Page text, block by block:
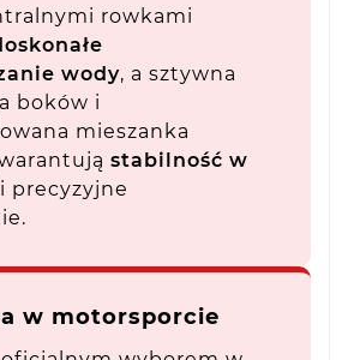
rowkami
wody, a sztywna
boków i
mieszanka
stabilność w
i precyzyjne
w motorsporcie